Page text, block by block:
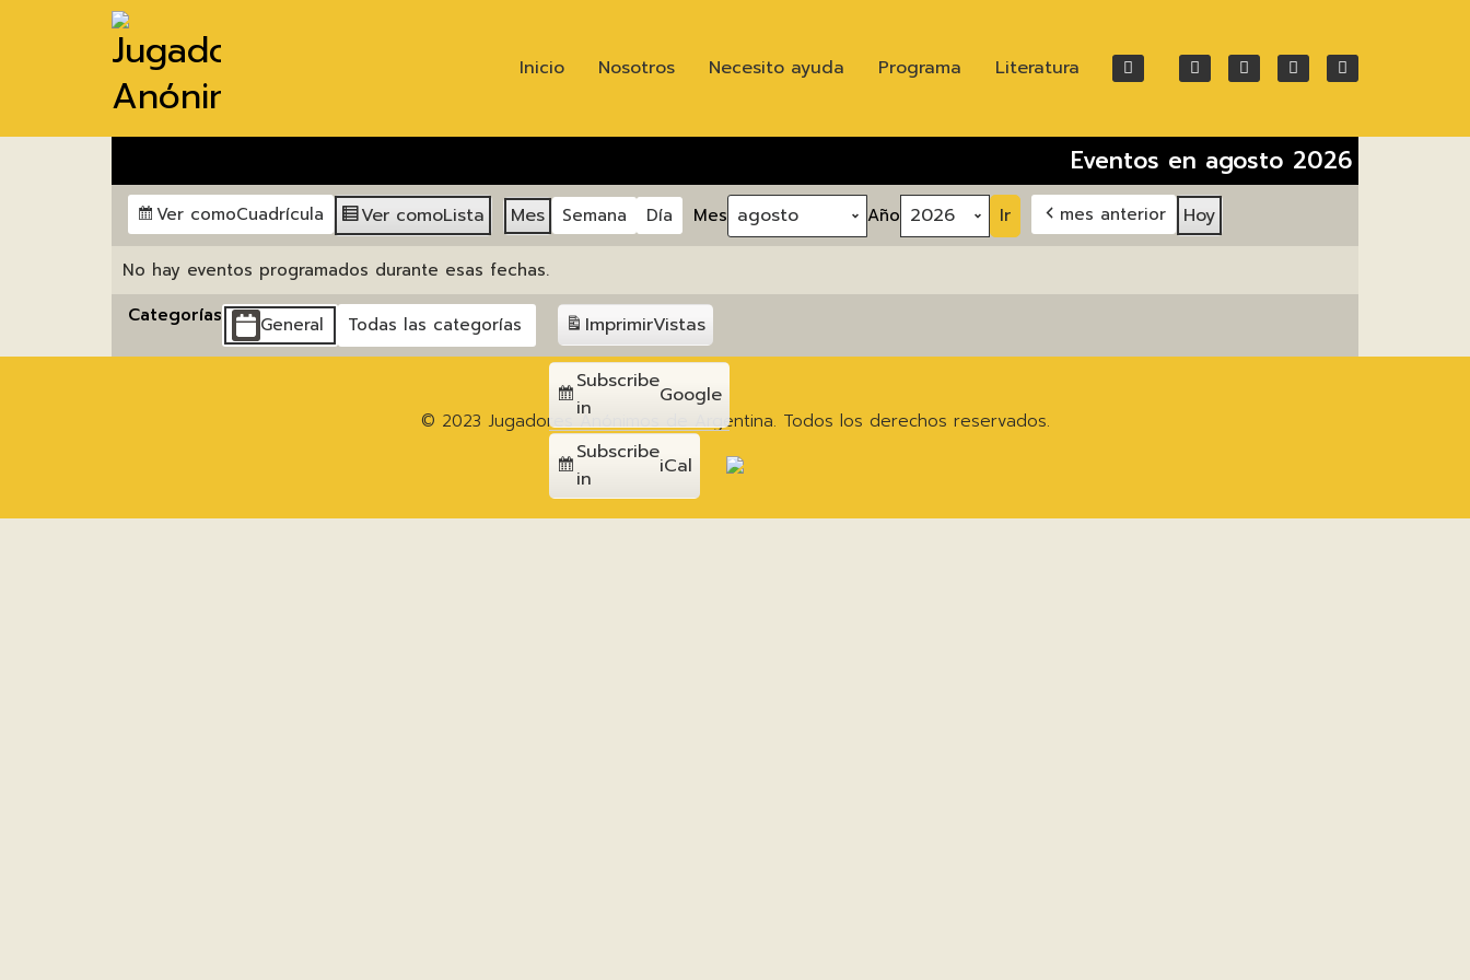
Inicio Nosotros Necesito ayuda Programa Literatura
Eventos en agosto 2026
Ver comoCuadrícula Ver comoLista Mes Semana Día Mes Año mes anterior Hoy
No hay eventos programados durante esas fechas.
Categorías
General Todas las categorías
Subscribe
in
Google
Subscribe
in
iCal
ImprimirVistas
© 2023 Jugadores Anónimos de Argentina. Todos los derechos reservados.